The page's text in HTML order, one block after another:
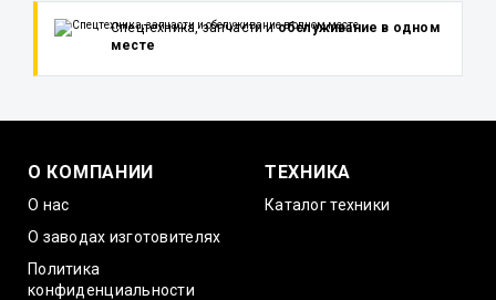
Спецтехника, запчасти иобслуживание в одном
месте
О КОМПАНИИ
О нас
О заводах изготовителях
Политика
конфиденциальности
ТЕХНИКА
Каталог техники